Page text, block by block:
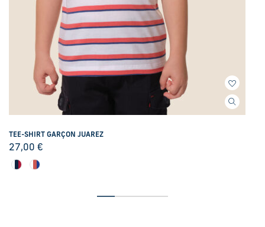
TEE-SHIRT GARÇON JUAREZ
27,00 €